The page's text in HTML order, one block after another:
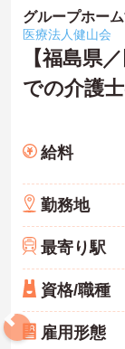
グループホー
医療法人健山会
【福島県
での介護
給料
勤務地
最寄り駅
資格/職種
雇用形態